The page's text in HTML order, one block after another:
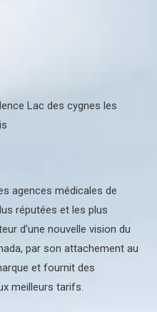
Lac des cygnes les
agences médicales de
réputées et les plus
d’une nouvelle vision du
par son attachement au
et fournit des
meilleurs tarifs.